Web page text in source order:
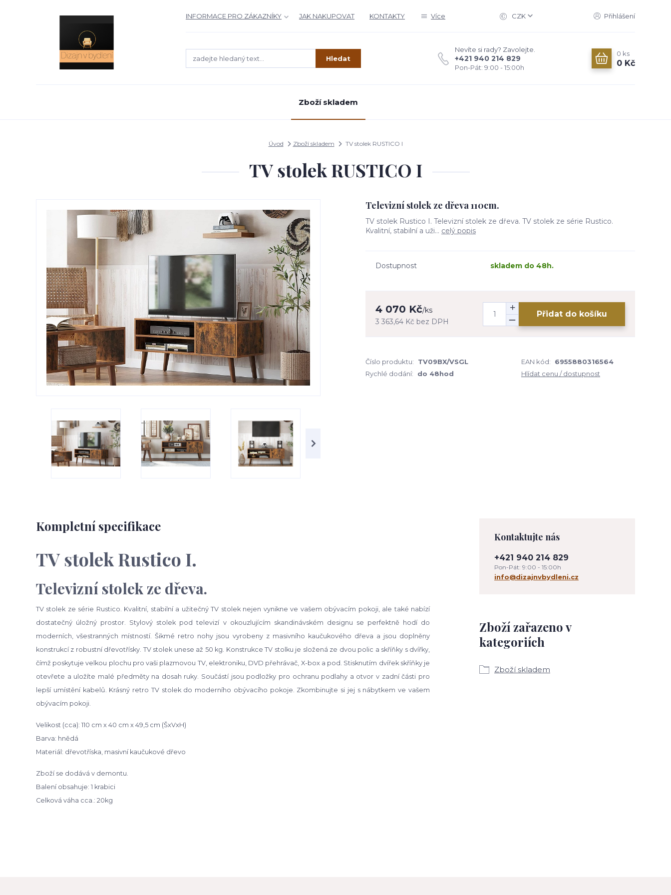
INFORMACE PRO ZÁKAZNÍKY JAK NAKUPOVAT KONTAKTY Více CZK Přihlášení
Hledat
Nevíte si rady? Zavolejte.
+421 940 214 829
Pon-Pát: 9:00 - 15:00h
0 ks
0 Kč
Zboží skladem
Úvod Zboží skladem TV stolek RUSTICO I
TV stolek RUSTICO I
Televizní stolek ze dřeva 110cm.
TV stolek Rustico I. Televizní stolek ze dřeva. TV stolek ze série Rustico.
Kvalitní, stabilní a uži... celý popis
Dostupnost skladem do 48h.
4 070 Kč/ks
3 363,64 Kč bez DPH
Přidat do košíku
Číslo produktu: TV09BX/VSGL EAN kód:
6955880316564
Rychlé dodání:
do 48hod Hlídat cenu / dostupnost
Kompletní specifikace
TV stolek Rustico I.
Televizní stolek ze dřeva.
TV stolek ze série Rustico. Kvalitní, stabilní a užitečný TV stolek nejen vynikne ve vašem obývacím pokoji, ale také nabízí
dostatečný úložný prostor. Stylový stolek pod televizí v okouzlujícím skandinávském designu se perfektně hodí do
moderních, všestranných místností. Šikmé retro nohy jsou vyrobeny z masivního kaučukového dřeva a jsou doplněny
konstrukcí z robustní dřevotřísky. TV stolek unese až 50 kg. Konstrukce TV stolku je složená ze dvou polic a skříňky s dvířky,
čímž poskytuje velkou plochu pro vaši plazmovou TV, elektroniku, DVD přehrávač, X-box a pod. Stisknutím dvířek skříňky je
otevřete a uložíte malé předměty na dosah ruky. Součástí jsou podložky pro ochranu podlahy a otvor v zadní části pro
lepší umístění kabelů. Krásný retro TV stolek do moderního obývacího pokoje. Zkombinujte si jej s nábytkem ve vašem
obývacím pokoji.
Velikost (cca): 110 cm x 40 cm x 49,5 cm (ŠxVxH)
Barva: hnědá
Materiál: dřevotříska, masivní kaučukové dřevo
Zboží se dodává v demontu.
Balení obsahuje: 1 krabici
Celková váha cca.: 20kg
Zboží zařazeno v
kategoriích
Zboží skladem
Kontaktujte nás
+421 940 214 829
Pon-Pát: 9:00 - 15:00h
info@dizajnvbydleni.cz